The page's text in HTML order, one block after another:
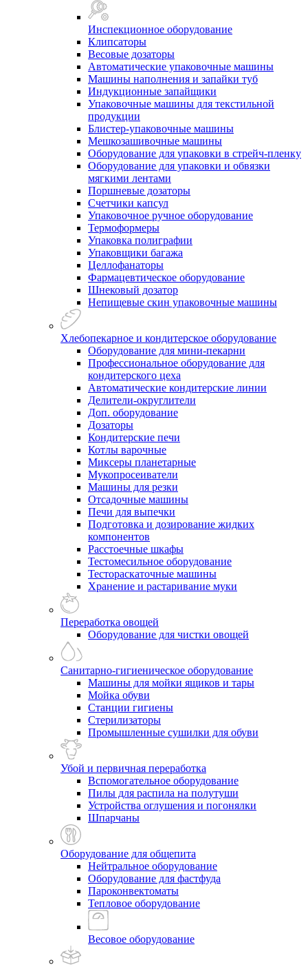
Инспекционное оборудование
Клипсаторы
Весовые дозаторы
Автоматические упаковочные машины
Машины наполнения и запайки туб
Индукционные запайщики
Упаковочные машины для текстильной
продукции
Блистер-упаковочные машины
Мешкозашивочные машины
Оборудование для упаковки в стрейч-пленку
Оборудование для упаковки и обвязки
мягкими лентами
Поршневые дозаторы
Счетчики капсул
Упаковочное ручное оборудование
Термоформеры
Упаковка полиграфии
Упаковщики багажа
Целлофанаторы
Фармацевтическое оборудование
Шнековый дозатор
Непищевые скин упаковочные машины
Хлебопекарное и кондитерское оборудование
Оборудование для мини-пекарни
Профессиональное оборудование для
кондитерского цеха
Автоматические кондитерские линии
Делители-округлители
Доп. оборудование
Дозаторы
Кондитерские печи
Котлы варочные
Миксеры планетарные
Мукопросеиватели
Машины для резки
Отсадочные машины
Печи для выпечки
Подготовка и дозирование жидких
компонентов
Расстоечные шкафы
Тестомесильное оборудование
Тестораскаточные машины
Хранение и растаривание муки
Переработка овощей
Оборудование для чистки овощей
Санитарно-гигиеническое оборудование
Машины для мойки ящиков и тары
Мойка обуви
Станции гигиены
Стерилизаторы
Промышленные сушилки для обуви
Убой и первичная переработка
Вспомогательное оборудование
Пилы для распила на полутуши
Устройства оглушения и погонялки
Шпарчаны
Оборудование для общепита
Нейтральное оборудование
Оборудование для фастфуда
Пароконвектоматы
Тепловое оборудование
Весовое оборудование